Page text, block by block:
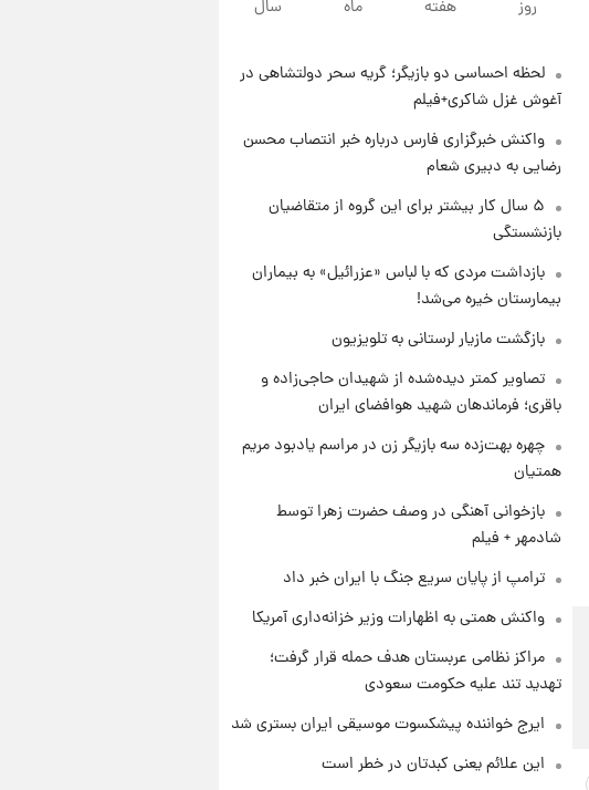
۱ روز پیش
چه گفت؟
۱ روز پیش
یک پیش‌بینی مهم از آینده بازار
طلا
۱ روز پیش
گران‌ترین خرید تاریخ رئال مادرید
رونمایی شد
روز هفته ماه سال
لحظه احساسی دو بازیگر؛ گریه سحر دولتشاهی در
آغوش غزل شاکری+فیلم
واکنش خبرگزاری فارس درباره خبر انتصاب محسن
رضایی به دبیری شعام
۵ سال کار بیشتر برای این گروه از متقاضیان
بازنشستگی
بازداشت مردی که با لباس «عزرائیل» به بیماران
بیمارستان خیره می‌شد!
بازگشت مازیار لرستانی به تلویزیون
تصاویر کمتر دیده‌شده از شهیدان حاجی‌زاده و
باقری؛ فرماندهان شهید هوافضای ایران
چهره بهت‌زده سه بازیگر زن در مراسم یادبود مریم
همتیان
بازخوانی آهنگی در وصف حضرت زهرا توسط
شادمهر + فیلم
ترامپ از پایان سریع جنگ با ایران خبر داد
واکنش همتی به اظهارات وزیر خزانه‌داری آمریکا
مراکز نظامی عربستان هدف حمله قرار گرفت؛
تهدید تند علیه حکومت سعودی
ایرج خواننده پیشکسوت موسیقی ایران بستری شد
این علائم یعنی کبدتان در خطر است